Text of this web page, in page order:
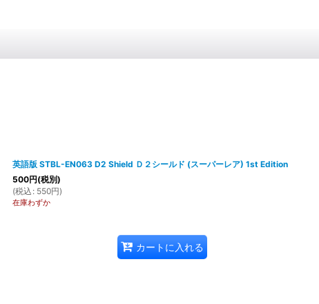
英語版 STBL-EN063 D2 Shield Ｄ２シールド (スーパーレア) 1st Edition
500円(税別)
(税込 : 550円)
在庫わずか
カートに入れる